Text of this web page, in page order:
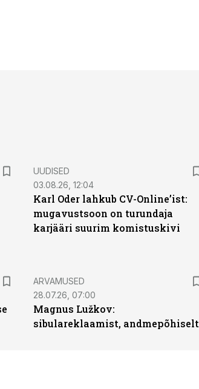
UUDISED
03.08.26, 12:04
Karl Oder lahkub CV-Online’ist:
mugavustsoon on turundaja
karjääri suurim komistuskivi
ARVAMUSED
28.07.26, 07:00
Magnus Lužkov:
sibulareklaamist, andmepõhiselt